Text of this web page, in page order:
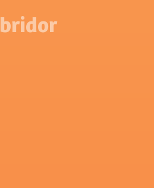
bridor